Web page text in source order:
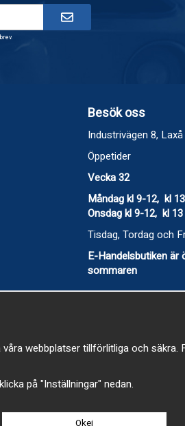
Besök oss
Industrivägen 8, Laxå
Öppetider
Vecka 32
Måndag kl 9-12, kl
Onsdag kl 9-12, kl
Tisdag, Tordag och
E-Handelsbutiken är
sommaren
webbplatser tillförlitliga och säkra.
på "Inställningar" nedan.
Okej